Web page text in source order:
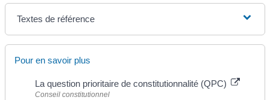
Textes de référence
Pour en savoir plus
La question prioritaire de constitutionnalité (QPC)
Conseil constitutionnel